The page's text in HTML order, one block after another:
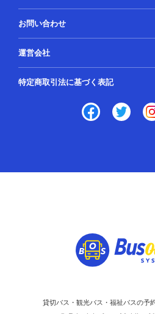
お問い合わせ
運営会社
特定商取引法に基づく表記
貸切バス・観光バス・福祉バスの予